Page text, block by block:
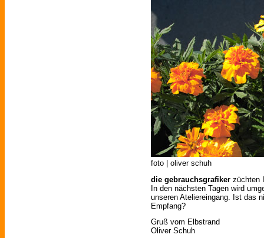
foto | oliver schuh
die gebrauchsgrafiker züchten
In den nächsten Tagen wird
unseren Ateliereingang. Ist das
Empfang?
Gruß vom Elbstrand
Oliver Schuh